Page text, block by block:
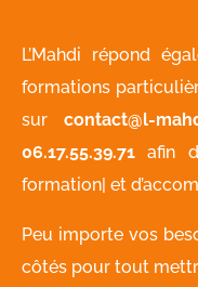
L’Mahdi répond
formations
sur contact@l-
06.17.55.39.71 afin
formation| et
Peu importe vos
côtés pour tout